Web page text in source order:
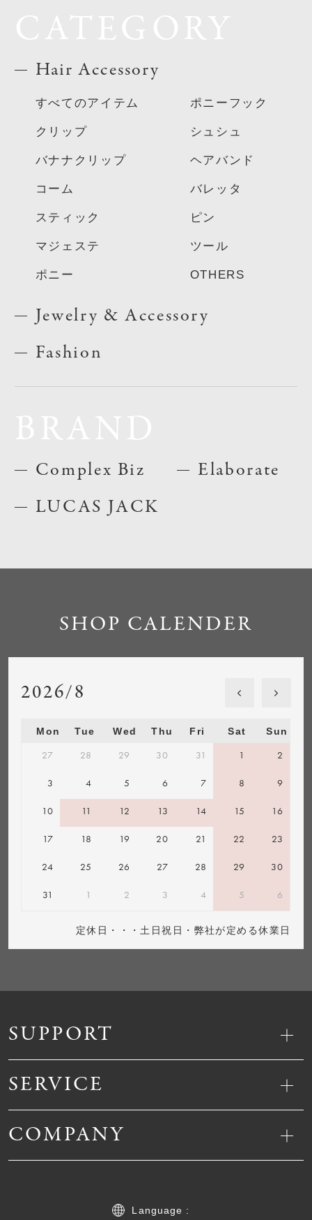
Hair Accessory
すべてのアイテム
クリップ
バナナクリップ
コーム
スティック
マジェステ
ポニー
ポニーフック
シュシュ
ヘアバンド
バレッタ
ピン
ツール
OTHERS
Jewelry & Accessory
Fashion
Complex Biz
LUCAS JACK
Elaborate
SUPPORT
SERVICE
COMPANY
Language :
SHOP CALENDER
2026/8
Mon Tue Wed Thu Fri Sat Sun
27 28 29 30 31 1 2
3 4 5 6 7 8 9
10 11 12 13 14 15 16
17 18 19 20 21 22 23
24 25 26 27 28 29 30
31 1 2 3 4 5 6
定休日・・・土日祝日・弊社が定める休業日